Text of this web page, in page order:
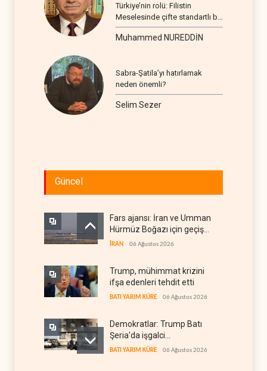
Türkiye’nin rolü: Filistin
Meselesinde çifte standartlı bir
seyir
Muhammed NUREDDİN
Sabra-Şatila’yı hatırlamak
neden önemli?
Selim Sezer
Güncel
Fars ajansı: İran ve Umman
Hürmüz Boğazı için geçiş
koridorlarında anlaştı
İRAN 06 Ağustos 2026
Trump, mühimmat krizini
ifşa edenleri tehdit etti
BATI YARIM KÜRE 06 Ağustos 2026
Demokratlar: Trump Batı
Şeria'da işgalci
yerleşimcilere cezasızlık
BATI YARIM KÜRE 06 Ağustos 2026